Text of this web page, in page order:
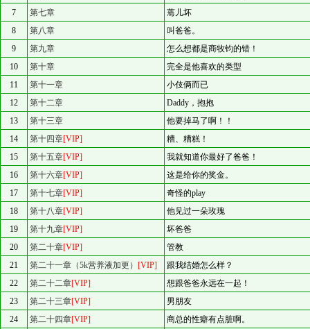
7
第七章
蔫儿坏
8
第八章
叫爸爸。
9
第九章
怎么想都是商牧钧的错！
10
第十章
完全是他喜欢的类型
11
第十一章
小伎俩而已
12
第十二章
Daddy，抱抱
13
第十三章
他要掉马了啊！！
14
第十四章[VIP]
糟、糟糕！
15
第十五章[VIP]
我就知道你最好了爸爸！
16
第十六章[VIP]
这是给你的奖金。
17
第十七章[VIP]
奇怪的play
18
第十八章[VIP]
他见过一朵玫瑰
19
第十九章[VIP]
坏爸爸
20
第二十章[VIP]
管教
21
第二十一章（5k营养液加更） [VIP]
跟我结婚怎么样？
22
第二十二章[VIP]
想跟爸爸永远在一起！
23
第二十三章[VIP]
男朋友
24
第二十四章[VIP]
商总的性癖有点脏啊。